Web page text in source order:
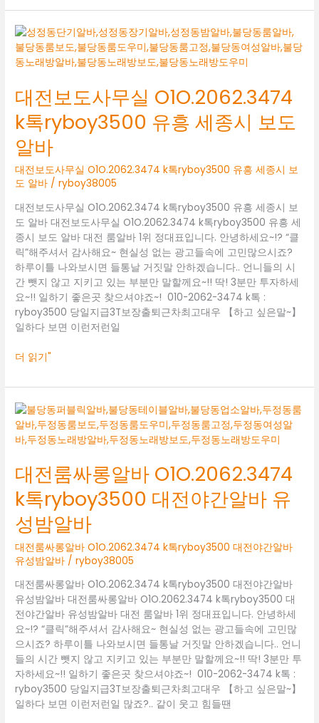
대전보도사무실 O1O.2062.3474
k톡ryboy3500 유흥 세종시 보도
알바
대전보도사무실 O1O.2062.3474 k톡ryboy3500 유흥 세종시 보
도 알바 /ryboy38005
대전보도사무실 O1O.2062.3474 k톡ryboy3500 유흥 세종시 보
도 알바 대전보도사무실 O1O.2062.3474 k톡ryboy3500 유흥 세
종시 보도 알바 대전 룸알바 1위 정대표입니다. 안녕하세요~!? “클
릭”해주셔서 감사해요~ 현실성 없는 광고들속에 고민많으시죠?
하루이틀 나와보시면 들통날 거짓말 안하겠습니다.. 언니들의 시
간 뺏지 않고 지키고 있는 부분만 말할께요~!! 딱! 3분만 투자하세
요~!! 일하기 좋은곳 찾으셔야죠~! 010-2062-3474 k톡 :
ryboy3500 당일지급3T보장출퇴근차최고대우 【하고 싶은말~】
일하다 보면 이런저런일
대
전
보
사
실
O1O.2062.3474
k
톡
ryboy3500
흥
세
종
시
보
도
알
바
더 읽기"
대전룸싸롱알바 O1O.2062.3474
k톡ryboy3500 대전야간알바 유
성밤알바
대전룸싸롱알바 O1O.2062.3474 k톡ryboy3500 대전야간알바
유성밤알바 /ryboy38005
대전룸싸롱알바 O1O.2062.3474 k톡ryboy3500 대전야간알바
유성밤알바 대전룸싸롱알바 O1O.2062.3474 k톡ryboy3500 대
전야간알바 유성밤알바 대전 룸알바 1위 정대표입니다. 안녕하세
요~!? “클릭”해주셔서 감사해요~ 현실성 없는 광고들속에 고민많
으시죠? 하루이틀 나와보시면 들통날 거짓말 안하겠습니다.. 언니
들의 시간 뺏지 않고 지키고 있는 부분만 말할께요~!! 딱! 3분만 투
자하세요~!! 일하기 좋은곳 찾으셔야죠~! 010-2062-3474 k톡 :
ryboy3500 당일지급3T보장출퇴근차최고대우 【하고 싶은말~】
일하다 보면 이런저런일 많죠?.. 같이 웃고 힘들땐
대
전
룸
롱
바
O1O.2062.3474
k
톡
ryboy3500
전
야
간
알
바
유
성
밤
알